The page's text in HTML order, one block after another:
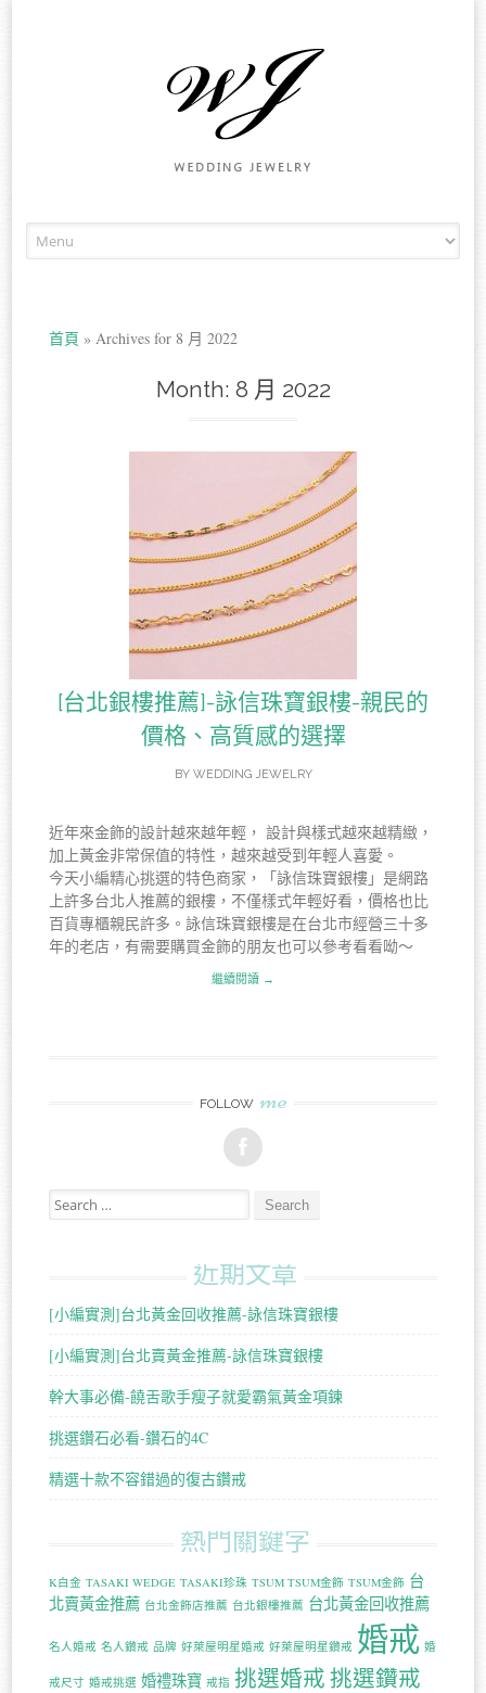
首頁 » Archives for 8 月 2022
Month: 8 月 2022
[台北銀樓推薦]-詠信珠寶銀樓-親民的
價格、高質感的選擇
BY WEDDING JEWELRY
近年來金飾的設計越來越年輕， 設計與樣式越來越精緻，
加上黃金非常保值的特性，越來越受到年輕人喜愛。
今天小編精心挑選的特色商家，「詠信珠寶銀樓」是網路
上許多台北人推薦的銀樓，不僅樣式年輕好看，價格也比
百貨專櫃親民許多。詠信珠寶銀樓是在台北市經營三十多
年的老店，有需要購買金飾的朋友也可以參考看看呦～
繼續閱讀 →
FOLLOW me
Search for:
近期文章
[小編實測]台北黃金回收推薦-詠信珠寶銀樓
[小編實測]台北賣黃金推薦-詠信珠寶銀樓
幹大事必備-饒舌歌手瘦子就愛霸氣黃金項鍊
挑選鑽石必看-鑽石的4C
精選十款不容錯過的復古鑽戒
熱門關鍵字
K白金 TASAKI WEDGE TASAKI珍珠 TSUM TSUM金飾 TSUM金飾 台
北賣黃金推薦 台北金飾店推薦 台北銀樓推薦 台北黃金回收推薦
名人婚戒 名人鑽戒 品牌 好萊屋明星婚戒 好萊屋明星鑽戒 婚戒 婚
戒尺寸 婚戒挑選 婚禮珠寶 戒指 挑選婚戒挑選鑽戒